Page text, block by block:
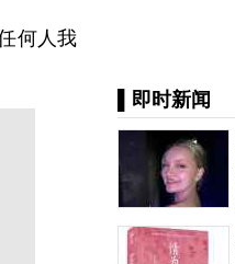
何人我
▌即时新闻